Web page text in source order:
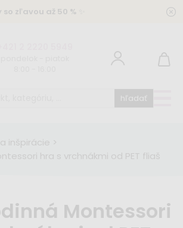
zľavou až 50 %
hľadať
inšpirácie >
hra s vrchnákmi od PET fliaš
Montessori